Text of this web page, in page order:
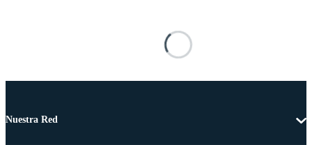
Nuestra Red